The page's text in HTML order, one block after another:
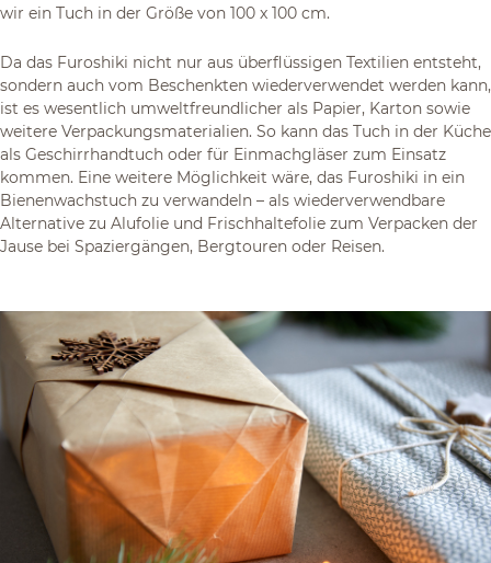
wir ein Tuch in der Größe von 100 x 100 cm.
Da das Furoshiki nicht nur aus überflüssigen Textilien entsteht,
sondern auch vom Beschenkten wiederverwendet werden kann,
ist es wesentlich umweltfreundlicher als Papier, Karton sowie
weitere Verpackungsmaterialien. So kann das Tuch in der Küche
als Geschirrhandtuch oder für Einmachgläser zum Einsatz
kommen. Eine weitere Möglichkeit wäre, das Furoshiki in ein
Bienenwachstuch zu verwandeln – als wiederverwendbare
Alternative zu Alufolie und Frischhaltefolie zum Verpacken der
Jause bei Spaziergängen, Bergtouren oder Reisen.